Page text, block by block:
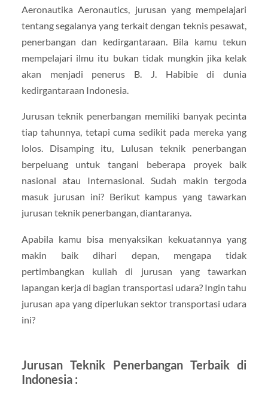
Aeronautika Aeronautics, jurusan yang mempelajari
tentang segalanya yang terkait dengan teknis pesawat,
penerbangan dan kedirgantaraan. Bila kamu tekun
mempelajari ilmu itu bukan tidak mungkin jika kelak
akan menjadi penerus B. J. Habibie di dunia
kedirgantaraan Indonesia.
Jurusan teknik penerbangan memiliki banyak pecinta
tiap tahunnya, tetapi cuma sedikit pada mereka yang
lolos. Disamping itu, Lulusan teknik penerbangan
berpeluang untuk tangani beberapa proyek baik
nasional atau Internasional. Sudah makin tergoda
masuk jurusan ini? Berikut kampus yang tawarkan
jurusan teknik penerbangan, diantaranya.
Apabila kamu bisa menyaksikan kekuatannya yang
makin baik dihari depan, mengapa tidak
pertimbangkan kuliah di jurusan yang tawarkan
lapangan kerja di bagian transportasi udara? Ingin tahu
jurusan apa yang diperlukan sektor transportasi udara
ini?
Jurusan Teknik Penerbangan Terbaik di
Indonesia :